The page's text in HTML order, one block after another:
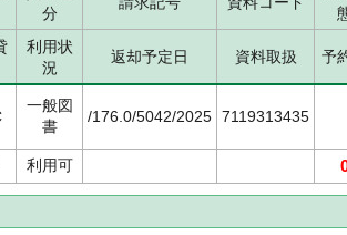
分
利用状
況
返却予定日 資料取扱 予
一般図
書
/176.0/5042/2025 7119313435
利用可